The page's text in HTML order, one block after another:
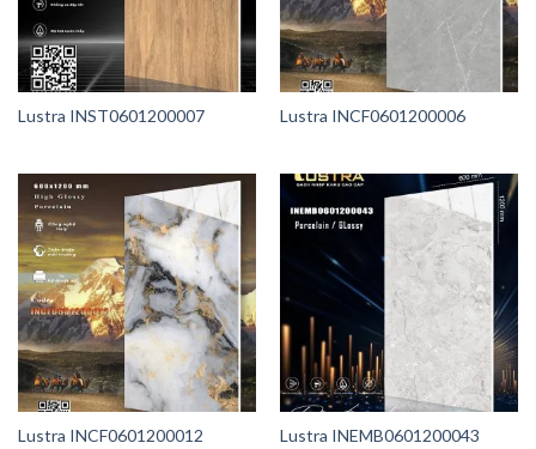
Lustra INST0601200007 Lustra INCF0601200006
Lustra INCF0601200012 Lustra INEMB0601200043